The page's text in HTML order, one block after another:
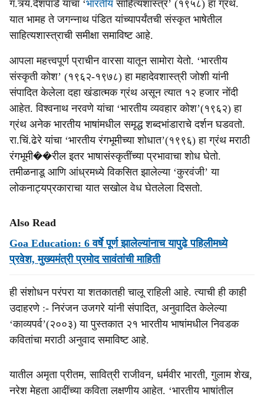
ग.त्र्यं.देशपांडे यांचा ‘भारतीयसाहित्यशास्त्र’ (१९५८) हा ग्रंथ.
यात भामह ते जगन्नाथ पंडित यांच्यापर्यंतची संस्कृत भाषेतील
साहित्यशास्त्राची समीक्षा समाविष्ट आहे.
आपला महत्त्वपूर्ण प्राचीन वारसा यातून सामोरा येतो. ‘भारतीय
संस्कृती कोश’ (१९६२-१९७८) हा महादेवशास्त्री जोशी यांनी
संपादित केलेला दहा खंडात्मक ग्रंथ असून त्यात १२ हजार नोंदी
आहेत. विश्वनाथ नरवणे यांचा ‘भारतीय व्यवहार कोश’(१९६२) हा
ग्रंथ अनेक भारतीय भाषांमधील समृद्ध शब्दभांडाराचे दर्शन घडवतो.
रा.चिं.ढेरे यांचा ‘भारतीय रंगभूमीच्या शोधात’(१९९६) हा ग्रंथ मराठी
रंगभूमी��रील इतर भाषासंस्कृतींच्या प्रभावाचा शोध घेतो.
तमीळनाडू आणि आंध्रमध्ये विकसित झालेल्या ‘कुरवंजी’ या
लोकनाट्यप्रकाराचा यात सखोल वेध घेतलेला दिसतो.
Also Read
Goa Education: 6 वर्षे पूर्ण झालेल्यांनाच यापुढे पहिलीमध्ये
प्रवेश, मुख्यमंत्री प्रमोद सावंतांची माहिती
ही संशोधन परंपरा या शतकातही चालू राहिली आहे. त्याची ही काही
उदाहरणे :- निरंजन उजगरे यांनी संपादित, अनुवादित केलेल्या
‘काव्यपर्व’(२००३) या पुस्तकात २१ भारतीय भाषांमधील निवडक
कवितांचा मराठी अनुवाद समाविष्ट आहे.
यातील अमृता प्रीतम, सावित्री राजीवन, धर्मवीर भारती, गुलाम शेख,
नरेश मेहता आदींच्या कविता लक्षणीय आहेत. ‘भारतीय भाषांतील